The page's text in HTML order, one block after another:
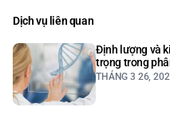
Dịch vụ liên quan
Định lượng và
trọng trong
THÁNG 3 26,